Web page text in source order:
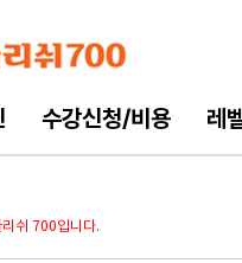
수강신청/비용 레
쉬 700입니다.